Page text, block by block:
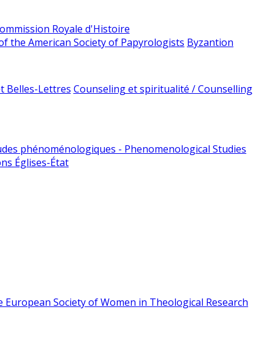
Royale d'Histoire
the American Society of Papyrologists Byzantion
Belles-Lettres Counseling et spiritualité / Counselling
phénoménologiques - Phenomenological Studies
Églises-État
European Society of Women in Theological Research